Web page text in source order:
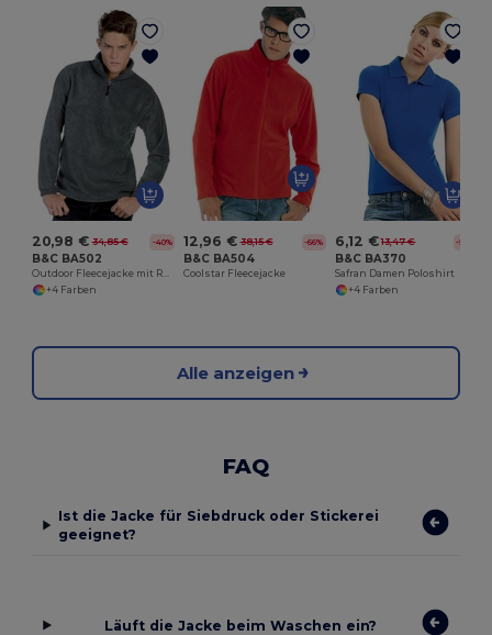
20,98 € 34,85 € -40%
B&C BA502
Outdoor Fleecejacke mit Reißverschluss und Taschen
+4 Farben
12,96 € 38,15 € -66%
B&C BA504
Coolstar Fleecejacke
6,12 € 13,47 € -55%
B&C BA370
Safran Damen Poloshirt
+4 Farben
Alle anzeigen
FAQ
Ist die Jacke für Siebdruck oder Stickerei
geeignet?
Läuft die Jacke beim Waschen ein?